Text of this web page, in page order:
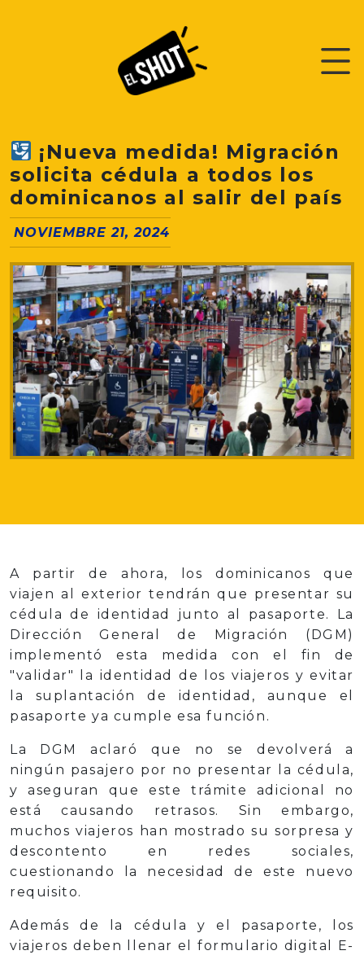
¡Nueva medida! Migración
solicita cédula a todos los
dominicanos al salir del país
NOVIEMBRE 21, 2024
A partir de ahora, los dominicanos que
viajen al exterior tendrán que presentar su
cédula de identidad junto al pasaporte. La
Dirección General de Migración (DGM)
implementó esta medida con el fin de
"validar" la identidad de los viajeros y evitar
la suplantación de identidad, aunque el
pasaporte ya cumple esa función.
La DGM aclaró que no se devolverá a
ningún pasajero por no presentar la cédula,
y aseguran que este trámite adicional no
está causando retrasos. Sin embargo,
muchos viajeros han mostrado su sorpresa y
descontento en redes sociales,
cuestionando la necesidad de este nuevo
requisito.
Además de la cédula y el pasaporte, los
viajeros deben llenar el formulario digital E-